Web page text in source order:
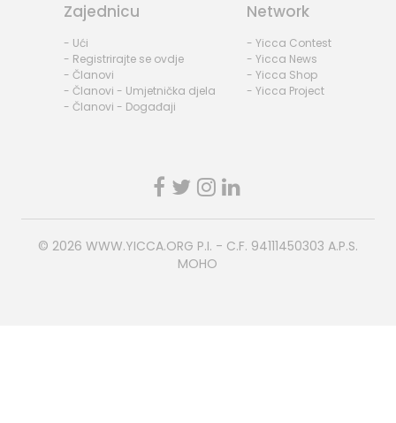
Zajednicu
- Ući
- Registrirajte se ovdje
- Članovi
- Članovi - Umjetnička djela
- Članovi - Događaji
Network
- Yicca Contest
- Yicca News
- Yicca Shop
- Yicca Project
© 2026 WWW.YICCA.ORG P.I. - C.F. 94111450303 A.P.S.
MOHO